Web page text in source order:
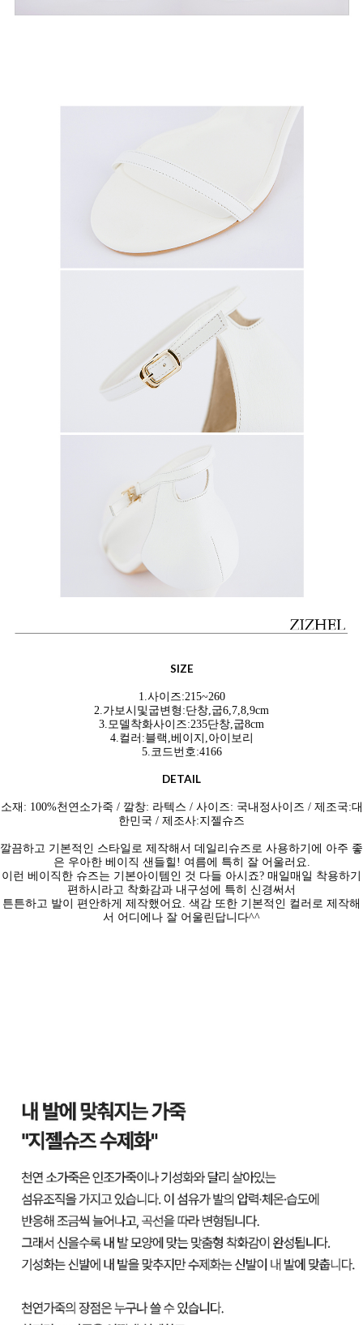
SIZE
1.사이즈:215~260
2.가보시및굽변형:단창,굽6,7,8,9cm
3.모델착화사이즈:235단창,굽8cm
4.컬러:블랙,베이지,아이보리
5.코드번호:4166
DETAIL
소재: 100%천연소가죽 / 깔창: 라텍스 / 사이즈: 국내정사이즈 / 제조국:대
한민국 / 제조사:지젤슈즈
깔끔하고 기본적인 스타일로 제작해서 데일리슈즈로 사용하기에 아주 좋
은 우아한 베이직 샌들힐! 여름에 특히 잘 어울러요.
이런 베이직한 슈즈는 기본아이템인 것 다들 아시죠? 매일매일 착용하기
편하시라고 착화감과 내구성에 특히 신경써서
튼튼하고 발이 편안하게 제작했어요. 색감 또한 기본적인 컬러로 제작해
서 어디에나 잘 어울린답니다^^